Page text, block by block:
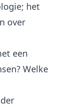
het
over
een
Welke